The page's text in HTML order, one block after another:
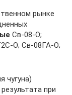
рынке
Св-08-О;
О; Св-08ГА-О;
чугуна)
при